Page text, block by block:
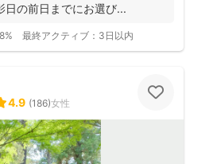
日の前日までにお選び...
最終アクティブ： 3日以内
4.9 (186)女性